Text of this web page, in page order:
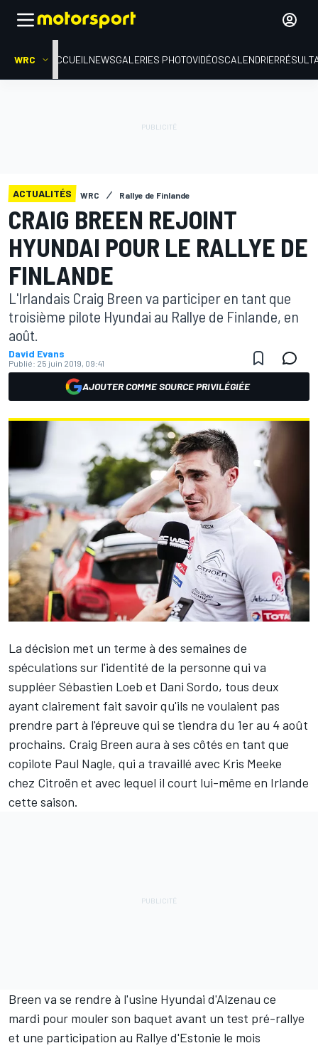
WRC ACCUEIL NEWSGALERIES PHOTOVIDÉOSCALENDRIER
ACTUALITÉS WRC Rallye de Finlande
CRAIG BREEN REJOINT
HYUNDAI POUR LE RALLYE DE
FINLANDE
L'Irlandais Craig Breen va participer en tant que
troisième pilote Hyundai au Rallye de Finlande, en
août.
David Evans
Publié: 25 juin 2019, 09:41
AJOUTER COMME SOURCE PRIVILÉGIÉE
La décision met un terme à des semaines de
spéculations sur l'identité de la personne qui va
suppléerSébastien Loeb et Dani Sordo, tous deux
ayant clairement fait savoir qu'ils ne voulaient pas
prendre part à l'épreuve qui se tiendra du 1er au 4 août
prochains. Craig Breen aura à ses côtés en tant que
copilote Paul Nagle, qui a travaillé avec Kris Meeke
chez Citroën et avec lequel il court lui-même en Irlande
cette saison.
Breen va se rendre à l'usine Hyundai d'Alzenau ce
mardi pour mouler son baquet avant un test pré-rallye
et une participation au Rallye d'Estonie le mois